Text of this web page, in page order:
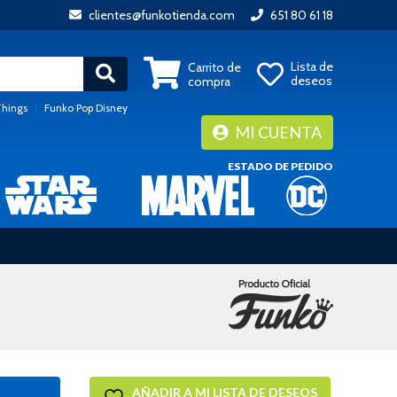
clientes@funkotienda.com 651 80 61 18
| Funko Pop Disney
Carrito de
compra
Lista de
deseos
MI CUENTA
ESTADO DE PEDIDO
AÑADIR A MI LISTA DE DESEOS